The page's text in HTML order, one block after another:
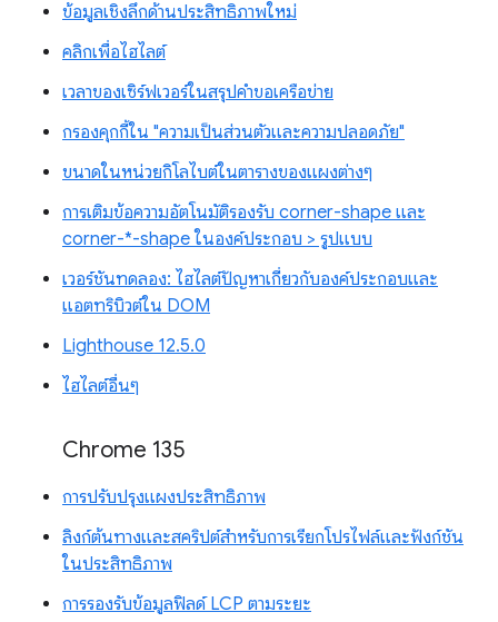
ข้อมูลเชิงลึกด้านประสิทธิภาพใหม่
คลิกเพื่อไฮไลต์
เวลาของเซิร์ฟเวอร์ในสรุปคำขอเครือข่าย
กรองคุกกี้ใน "ความเป็นส่วนตัวและความปลอดภัย"
ขนาดในหน่วยกิโลไบต์ในตารางของแผงต่างๆ
การเติมข้อความอัตโนมัติรองรับ corner-shape และ
corner-*-shape ในองค์ประกอบ > รูปแบบ
เวอร์ชันทดลอง: ไฮไลต์ปัญหาเกี่ยวกับองค์ประกอบและ
แอตทริบิวต์ใน DOM
Lighthouse 12.5.0
ไฮไลต์อื่นๆ
Chrome 135
การปรับปรุงแผงประสิทธิภาพ
ลิงก์ต้นทางและสคริปต์สำหรับการเรียกโปรไฟล์และฟังก์ชัน
ในประสิทธิภาพ
การรองรับข้อมูลฟิลด์ LCP ตามระยะ